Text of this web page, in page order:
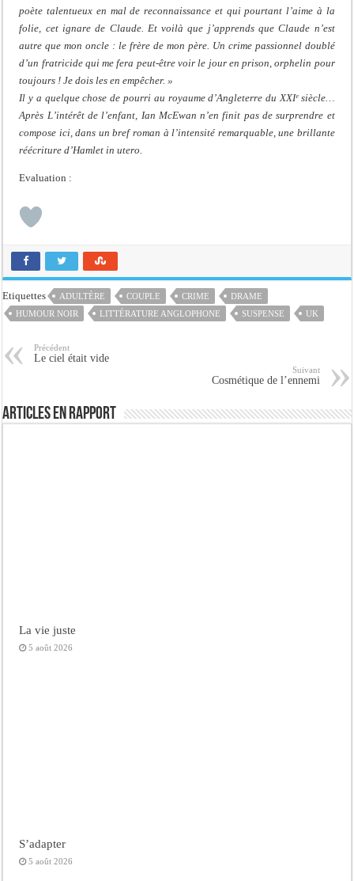
poète talentueux en mal de reconnaissance et qui pourtant l’aime à la
folie, cet ignare de Claude. Et voilà que j’apprends que Claude n’est
autre que mon oncle : le frère de mon père. Un crime passionnel doublé
d’un fratricide qui me fera peut-être voir le jour en prison, orphelin pour
toujours ! Je dois les en empêcher. »
Il y a quelque chose de pourri au royaume d’Angleterre du XXIᵉ siècle…
Après L’intérêt de l’enfant, Ian McEwan n’en finit pas de surprendre et
compose ici, dans un bref roman à l’intensité remarquable, une brillante
réécriture d’Hamlet in utero.
Evaluation :
Etiquettes ADULTÈRE COUPLE CRIME
DRAME
HUMOUR NOIR
LITTÉRATURE ANGLOPHONE SUSPENSE UK
Précédent
Le ciel était vide
Suivant
Cosmétique de l’ennemi
Articles en rapport
La vie juste
5 août 2026
S’adapter
5 août 2026